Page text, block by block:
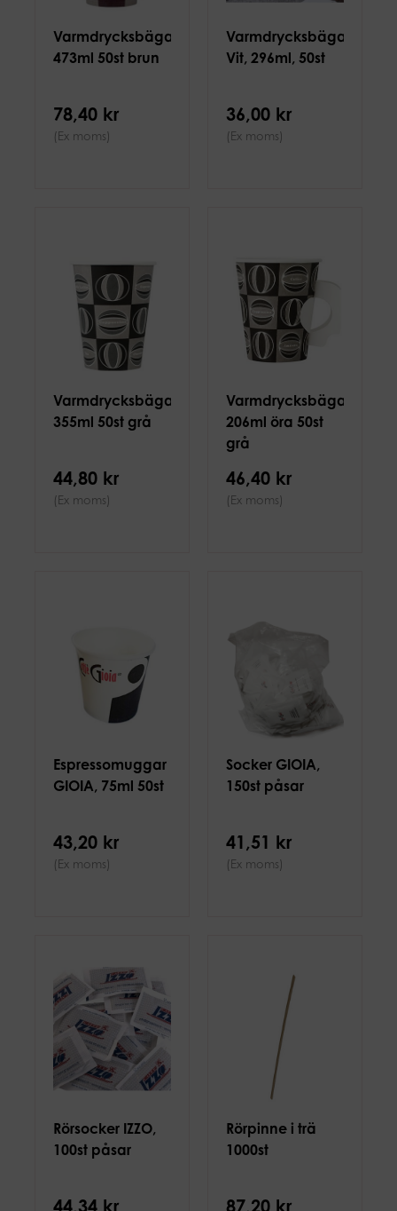
Varmdrycksbägare,
473ml 50st brun
78,40 kr
(Ex moms)
Varmdrycksbägare,
Vit, 296ml, 50st
36,00 kr
(Ex moms)
Varmdrycksbägare,
355ml 50st grå
44,80 kr
(Ex moms)
Varmdrycksbägare,
206ml öra 50st
grå
46,40 kr
(Ex moms)
Espressomuggar
GIOIA, 75ml 50st
43,20 kr
(Ex moms)
Socker GIOIA,
150st påsar
41,51 kr
(Ex moms)
Rörsocker IZZO,
100st påsar
44,34 kr
Rörpinne i trä
1000st
87,20 kr